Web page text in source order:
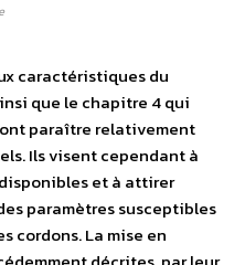
caractéristiques du
que le chapitre 4 qui
paraître relativement
Ils visent cependant à
et à attirer
paramètres susceptibles
cordons. La mise en